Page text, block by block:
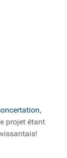
projet étant